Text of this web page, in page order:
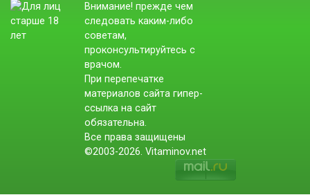
Внимание! прежде чем
следовать каким-либо
советам,
проконсультируйтесь с
врачом.
При перепечатке
материалов сайта гипер-
ссылка на сайт
обязательна.
Все права защищены
©2003-2026. Vitaminov.net